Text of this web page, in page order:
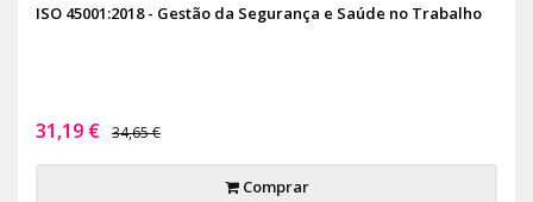
ISO 45001:2018 - Gestão da Segurança e Saúde no Trabalho
31,19 € 34,65 €
Comprar